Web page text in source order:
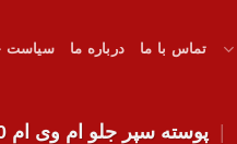
تماس با ما درباره ما سیاست
| پوسته سپر جلو ام وی ام 110 رنگی سفید